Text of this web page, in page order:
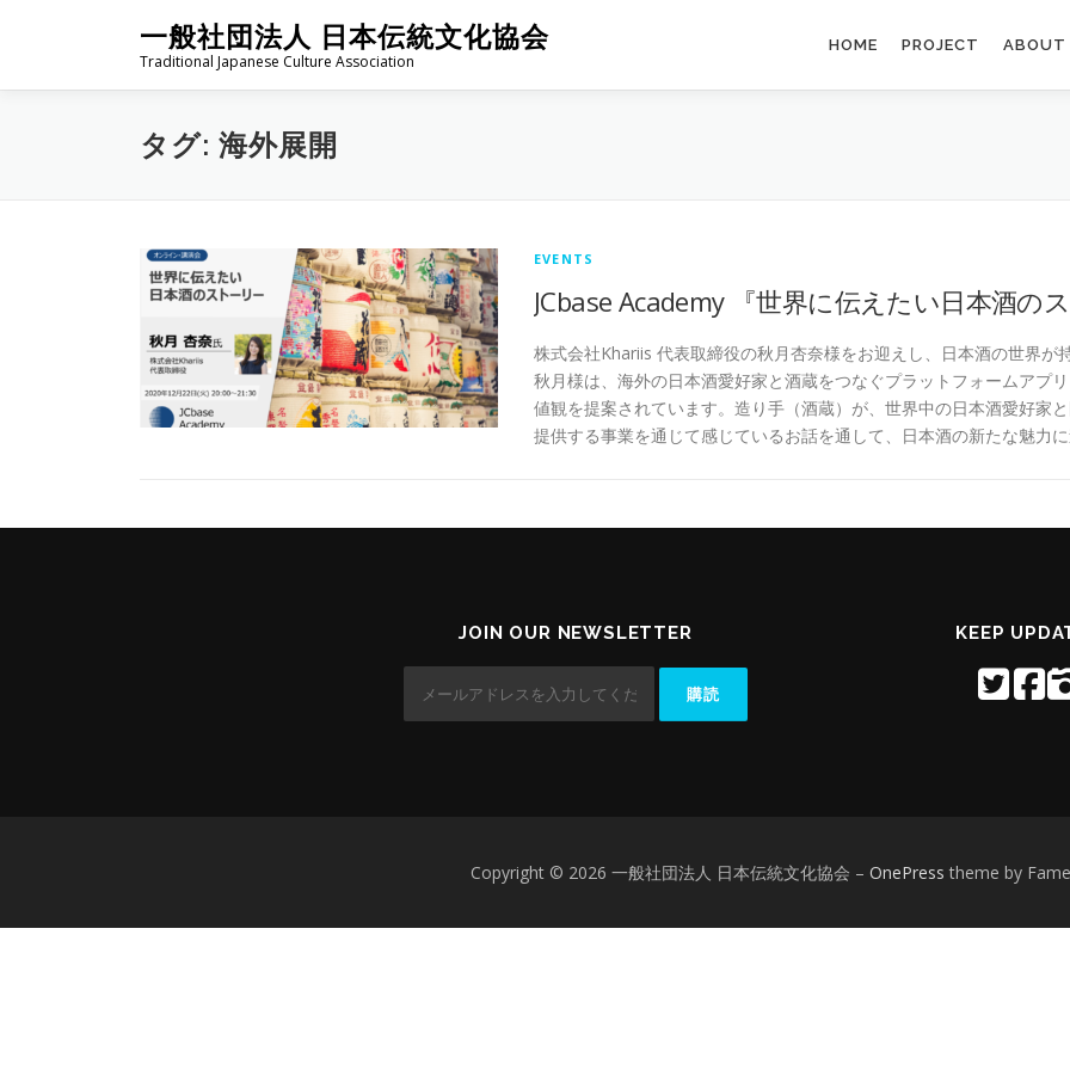
ン
一般社団法人 日本伝統文化協会
Traditional Japanese Culture Association
HOME PROJECT ABOUT
タグ: 海外展開
EVENTS
JCbase Academy 『世界に伝えたい日本酒の
株式会社Khariis 代表取締役の秋月杏奈様をお迎えし、日本酒の世界が
秋月様は、海外の日本酒愛好家と酒蔵をつなぐプラットフォームアプ
値観を提案されています。造り手（酒蔵）が、世界中の日本酒愛好家
提供する事業を通じて感じているお話を通して、日本酒の新たな魅力に
JOIN OUR NEWSLETTER KEEP
Copyright © 2026 一般社団法人 日本伝統文化協会 – OnePress theme by